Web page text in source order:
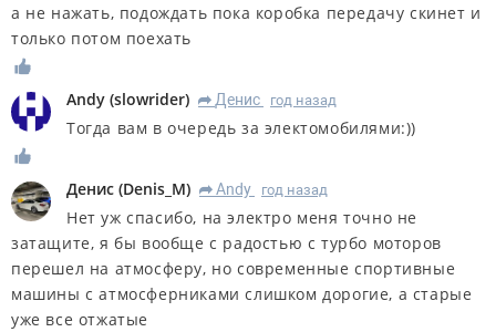
а не нажать, подождать пока коробка передачу скинет и
только потом поехать
Andy (slowrider) R Денис год назад
Тогда вам в очередь за электомобилями:))
Денис (Denis_M) R Andy год назад
Нет уж спасибо, на электро меня точно не
затащите, я бы вообще с радостью с турбо моторов
перешел на атмосферу, но современные спортивные
машины с атмосферниками слишком дорогие, а старые
уже все отжатые